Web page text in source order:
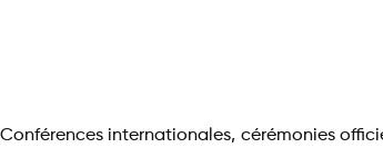
Conférences internationales, cérémonies